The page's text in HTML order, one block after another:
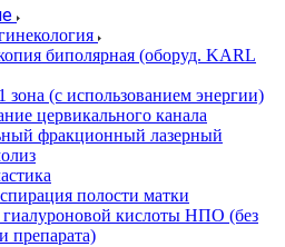
биполярная (оборуд. KARL
зона (с использованием энергии)
цервикального канала
фракционный лазерный
полости матки
гиалуроновой кислоты НПО (без
препарата)